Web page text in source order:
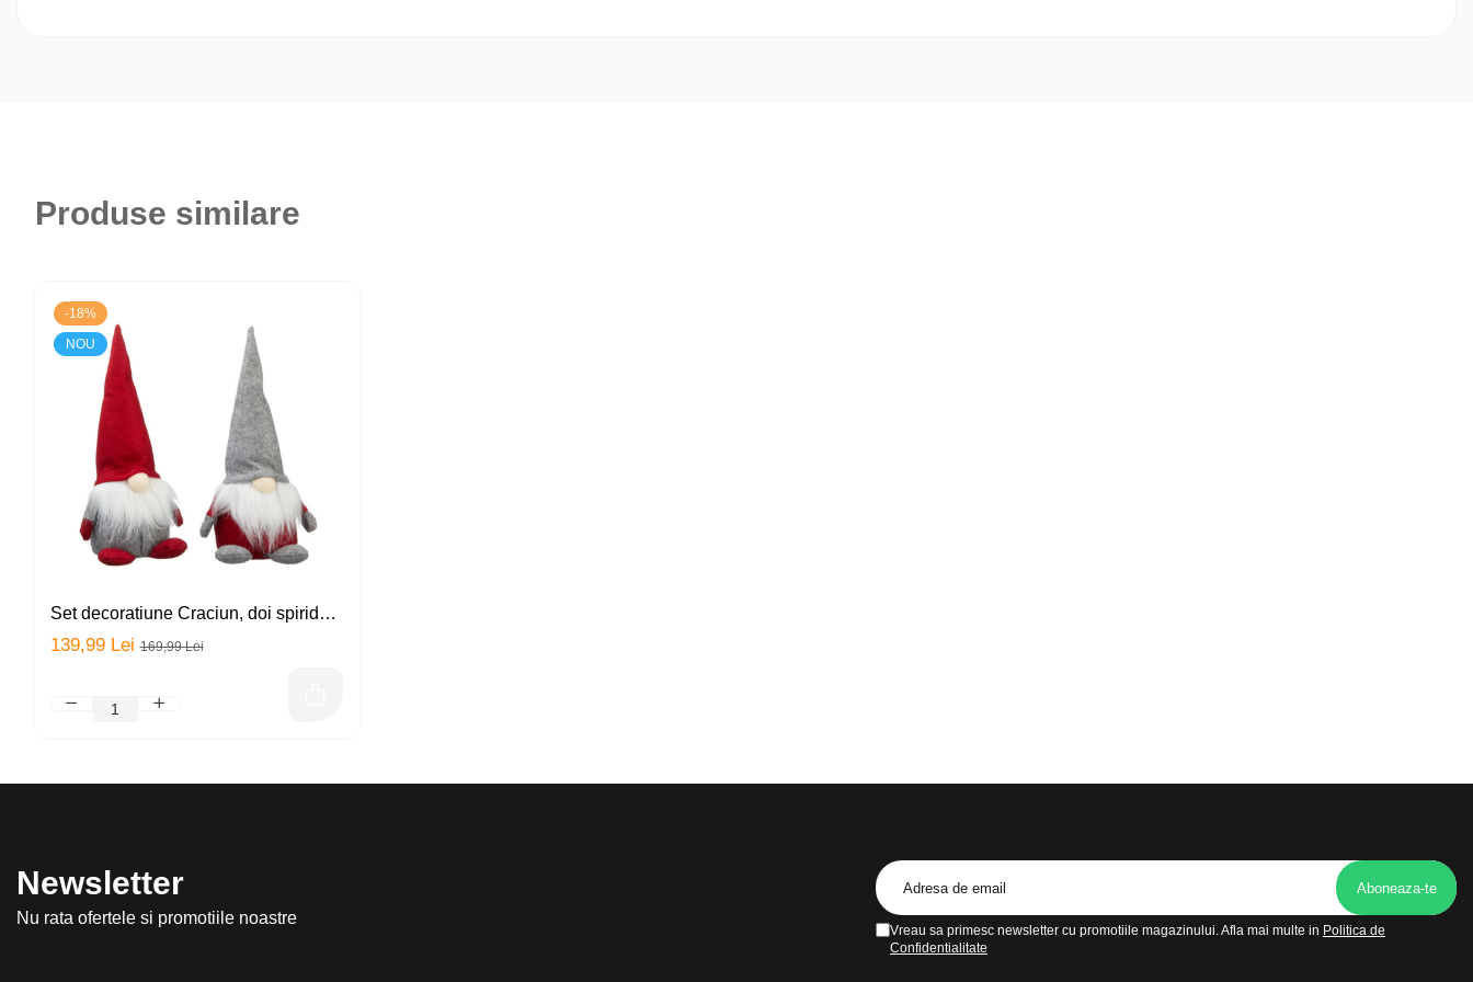
Produse similare
-18%
NOU
Set decoratiune Craciun, doi spiridusi
Gnomi, rosu cu gri, H-30cm + cadou
un ulei esential Magia Craciunului
169,99 Lei
139,99 Lei
Newsletter
Nu rata ofertele si promotiile noastre
Vreau sa primesc newsletter cu promotiile magazinului. Afla mai multe in Politica de
Confidentialitate